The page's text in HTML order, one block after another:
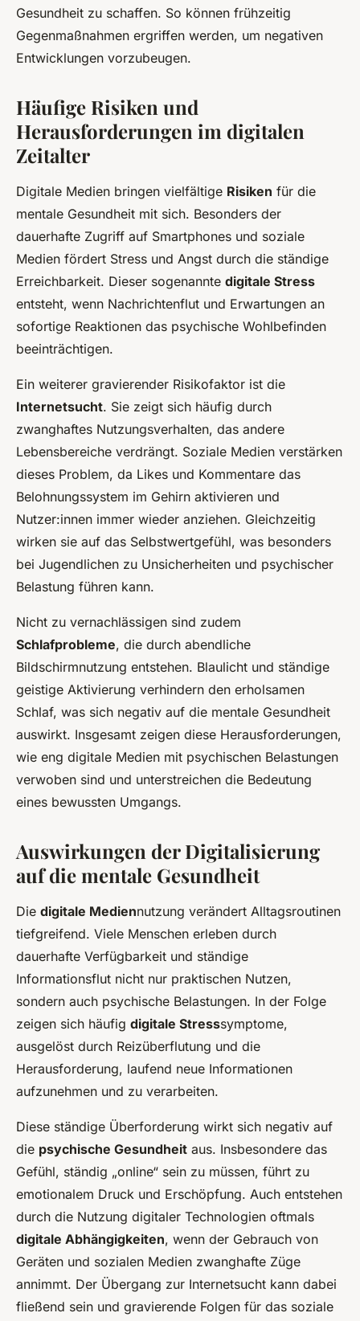
Gesundheit zu schaffen. So können frühzeitig
Gegenmaßnahmen ergriffen werden, um negativen
Entwicklungen vorzubeugen.
Häufige Risiken und
Herausforderungen im digitalen
Zeitalter
Digitale Medien bringen vielfältige Risiken für die
mentale Gesundheit mit sich. Besonders der
dauerhafte Zugriff auf Smartphones und soziale
Medien fördert Stress und Angst durch die ständige
Erreichbarkeit. Dieser sogenannte digitale Stress
entsteht, wenn Nachrichtenflut und Erwartungen an
sofortige Reaktionen das psychische Wohlbefinden
beeinträchtigen.
Ein weiterer gravierender Risikofaktor ist die
Internetsucht. Sie zeigt sich häufig durch
zwanghaftes Nutzungsverhalten, das andere
Lebensbereiche verdrängt. Soziale Medien verstärken
dieses Problem, da Likes und Kommentare das
Belohnungssystem im Gehirn aktivieren und
Nutzer:innen immer wieder anziehen. Gleichzeitig
wirken sie auf das Selbstwertgefühl, was besonders
bei Jugendlichen zu Unsicherheiten und psychischer
Belastung führen kann.
Nicht zu vernachlässigen sind zudem
Schlafprobleme, die durch abendliche
Bildschirmnutzung entstehen. Blaulicht und ständige
geistige Aktivierung verhindern den erholsamen
Schlaf, was sich negativ auf die mentale Gesundheit
auswirkt. Insgesamt zeigen diese Herausforderungen,
wie eng digitale Medien mit psychischen Belastungen
verwoben sind und unterstreichen die Bedeutung
eines bewussten Umgangs.
Auswirkungen der Digitalisierung
auf die mentale Gesundheit
Die digitale Mediennutzung verändert Alltagsroutinen
tiefgreifend. Viele Menschen erleben durch
dauerhafte Verfügbarkeit und ständige
Informationsflut nicht nur praktischen Nutzen,
sondern auch psychische Belastungen. In der Folge
zeigen sich häufig digitale Stresssymptome,
ausgelöst durch Reizüberflutung und die
Herausforderung, laufend neue Informationen
aufzunehmen und zu verarbeiten.
Diese ständige Überforderung wirkt sich negativ auf
die psychische Gesundheit aus. Insbesondere das
Gefühl, ständig „online“ sein zu müssen, führt zu
emotionalem Druck und Erschöpfung. Auch entstehen
durch die Nutzung digitaler Technologien oftmals
digitale Abhängigkeiten, wenn der Gebrauch von
Geräten und sozialen Medien zwanghafte Züge
annimmt. Der Übergang zur Internetsucht kann dabei
fließend sein und gravierende Folgen für das soziale